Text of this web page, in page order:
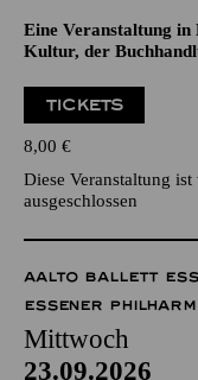
Eine Veranstaltung
Kultur, der
TICKETS
8,00 €
Diese Veranstaltung
ausgeschlossen
AALTO BALLETT
ESSENER
Mittwoch
23.09.2026